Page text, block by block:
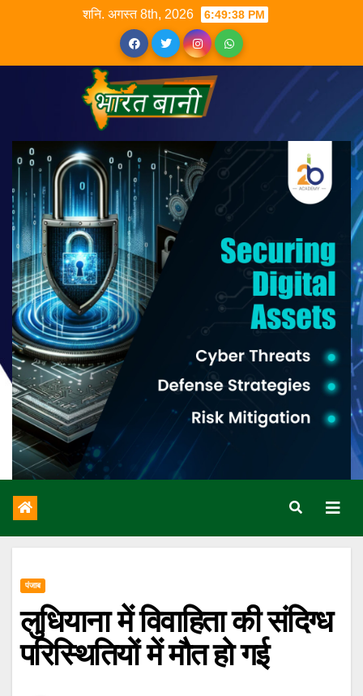
शनि. अगस्त 8th, 2026 6:49:38 PM
पंजाब
लुधियाना में विवाहिता की संदिग्ध
परिस्थितियों में मौत हो गई